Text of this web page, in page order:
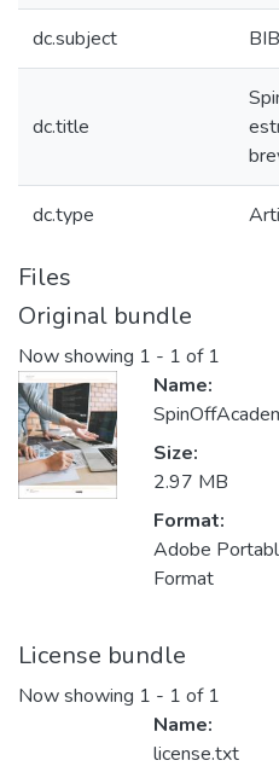
dc.subject
dc.title
dc.type
Files
Original bundle
Now showing 1 - 1 of 1
Name:
Size:
2.97 MB
Format:
Adobe
Format
License bundle
Now showing 1 - 1 of 1
Name:
license.txt